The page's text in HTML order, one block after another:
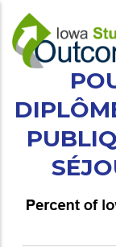
contenu
principal